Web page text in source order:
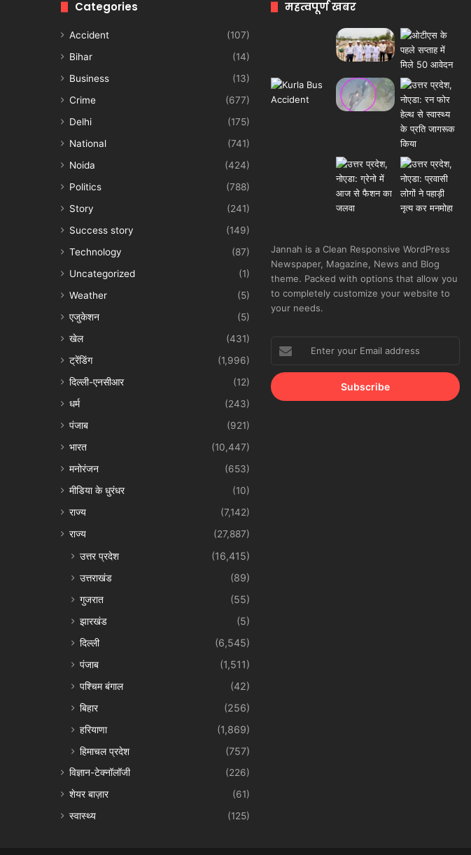
Categories
Accident
(107)
Bihar
(14)
Business
(13)
Crime
(677)
Delhi
(175)
National
(741)
Noida
(424)
Politics
(788)
Story
(241)
Success story
(149)
Technology
(87)
Uncategorized
(1)
Weather
(5)
एजुकेशन
(5)
खेल
(431)
ट्रेंडिंग
(1,996)
दिल्ली-एनसीआर
(12)
धर्म
(243)
पंजाब
(921)
भारत
(10,447)
मनोरंजन
(653)
मीडिया के धुरंधर
(10)
राज्य
(7,142)
राज्य
(27,887)
उत्तर प्रदेश
(16,415)
उत्तराखंड
(89)
गुजरात
(55)
झारखंड
(5)
दिल्ली
(6,545)
पंजाब
(1,511)
पश्चिम बंगाल
(42)
बिहार
(256)
हरियाणा
(1,869)
हिमाचल प्रदेश
(757)
विज्ञान-टेक्नॉलॉजी
(226)
शेयर बाज़ार
(61)
स्वास्थ्य
(125)
महत्वपूर्ण खबर
Jannah is a Clean Responsive WordPress
Newspaper, Magazine, News and Blog
theme. Packed with options that allow you
to completely customize your website to
your needs.
your
Email
address